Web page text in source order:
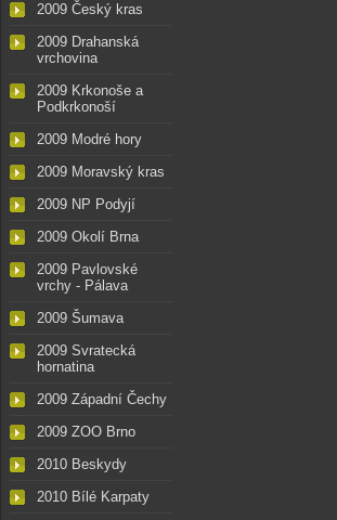
2009 Český kras
2009 Drahanská
vrchovina
2009 Krkonoše a
Podkrkonoší
2009 Modré hory
2009 Moravský kras
2009 NP Podyjí
2009 Okolí Brna
2009 Pavlovské
vrchy - Pálava
2009 Šumava
2009 Svratecká
hornatina
2009 Západní Čechy
2009 ZOO Brno
2010 Beskydy
2010 Bílé Karpaty